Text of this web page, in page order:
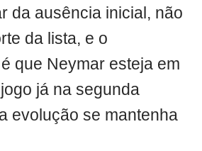
da ausência inicial, não
da lista, e o
que Neymar esteja em
já na segunda
evolução se mantenha